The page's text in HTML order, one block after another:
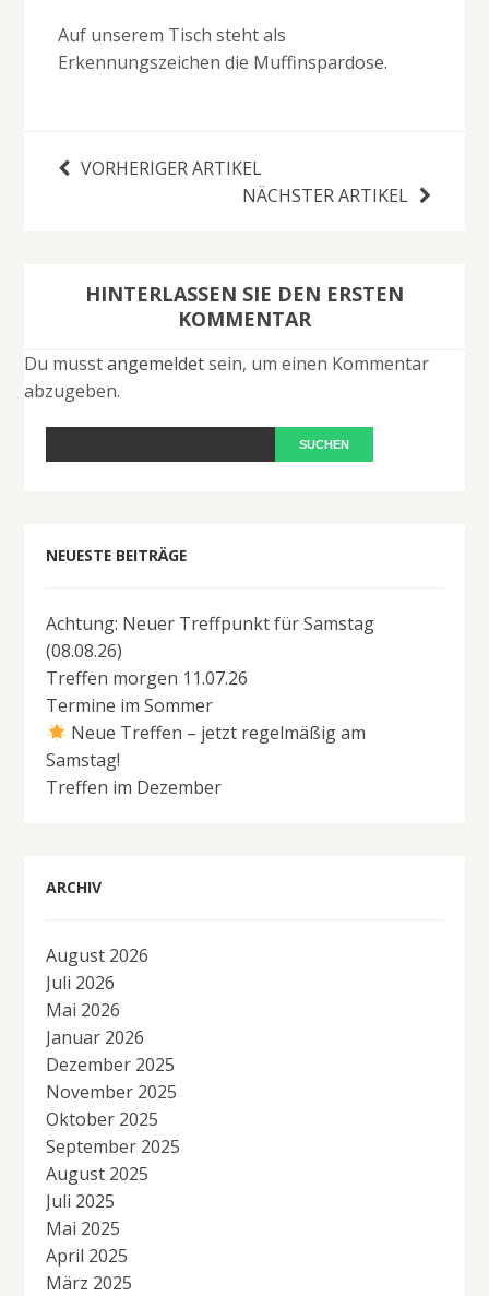
Auf unserem Tisch steht als
Erkennungszeichen die Muffinspardose.
VORHERIGER ARTIKEL
NÄCHSTER ARTIKEL
HINTERLASSEN SIE DEN ERSTEN
KOMMENTAR
Du musstangemeldetsein, um einen Kommentar
abzugeben.
NEUESTE BEITRÄGE
Achtung: Neuer Treffpunkt für Samstag
(08.08.26)
Treffen morgen 11.07.26
Termine im Sommer
Neue Treffen – jetzt regelmäßig am
Samstag!
Treffen im Dezember
ARCHIV
August 2026
Juli 2026
Mai 2026
Januar 2026
Dezember 2025
November 2025
Oktober 2025
September 2025
August 2025
Juli 2025
Mai 2025
April 2025
März 2025